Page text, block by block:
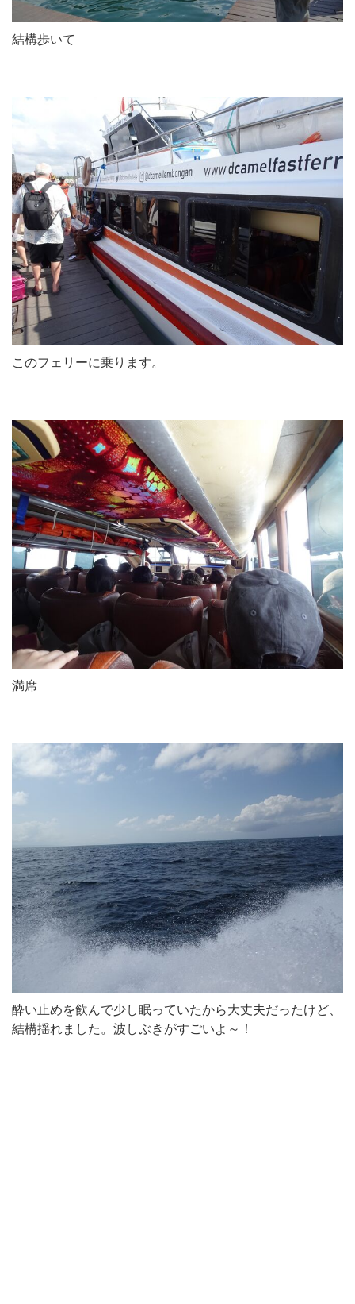
結構歩いて
このフェリーに乗ります。
満席
酔い止めを飲んで少し眠っていたから大丈夫だったけど、
結構揺れました。波しぶきがすごいよ～！